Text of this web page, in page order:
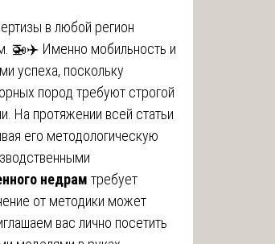
в любой регион
🚁✈️ Именно мобильность и
успеха, поскольку
пород требуют строгой
На протяжении всей статьи
его методологическую
недрам требует
от методики может
вас лично посетить